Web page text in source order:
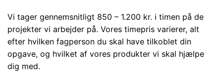
Vi tager gennemsnitligt 850 – 1.200 kr. i timen på de
projekter vi arbejder på. Vores timepris varierer, alt
efter hvilken fagperson du skal have tilkoblet din
opgave, og hvilket af vores produkter vi skal hjælpe
dig med.